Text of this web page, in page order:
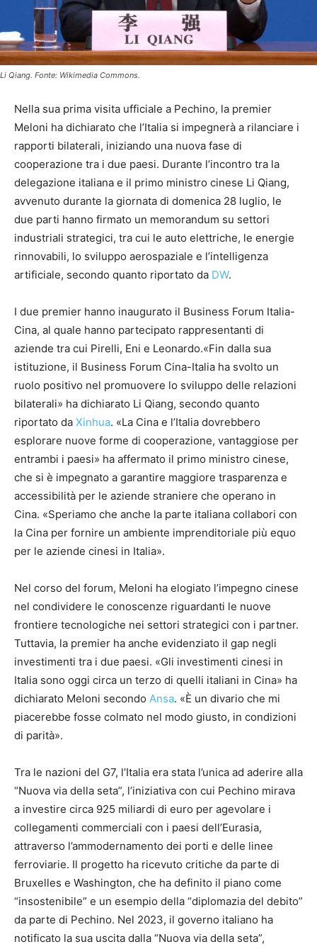
Li Qiang. Fonte: Wikimedia Commons.
Nella sua prima visita ufficiale a Pechino, la premier
Meloni ha dichiarato che l’Italia si impegnerà a rilanciare i
rapporti bilaterali, iniziando una nuova fase di
cooperazione tra i due paesi. Durante l’incontro tra la
delegazione italiana e il primo ministro cinese Li Qiang,
avvenuto durante la giornata di domenica 28 luglio, le
due parti hanno firmato un memorandum su settori
industriali strategici, tra cui le auto elettriche, le energie
rinnovabili, lo sviluppo aerospaziale e l’intelligenza
artificiale, secondo quanto riportato da DW.
I due premier hanno inaugurato il Business Forum Italia-
Cina, al quale hanno partecipato rappresentanti di
aziende tra cui Pirelli, Eni e Leonardo.«Fin dalla sua
istituzione, il Business Forum Cina-Italia ha svolto un
ruolo positivo nel promuovere lo sviluppo delle relazioni
bilaterali» ha dichiarato Li Qiang, secondo quanto
riportato da Xinhua. «La Cina e l’Italia dovrebbero
esplorare nuove forme di cooperazione, vantaggiose per
entrambi i paesi» ha affermato il primo ministro cinese,
che si è impegnato a garantire maggiore trasparenza e
accessibilità per le aziende straniere che operano in
Cina. «Speriamo che anche la parte italiana collabori con
la Cina per fornire un ambiente imprenditoriale più equo
per le aziende cinesi in Italia».
Nel corso del forum, Meloni ha elogiato l’impegno cinese
nel condividere le conoscenze riguardanti le nuove
frontiere tecnologiche nei settori strategici con i partner.
Tuttavia, la premier ha anche evidenziato il gap negli
investimenti tra i due paesi. «Gli investimenti cinesi in
Italia sono oggi circa un terzo di quelli italiani in Cina» ha
dichiarato Meloni secondo Ansa. «È un divario che mi
piacerebbe fosse colmato nel modo giusto, in condizioni
di parità».
Tra le nazioni del G7, l’Italia era stata l’unica ad aderire alla
“Nuova via della seta”, l’iniziativa con cui Pechino mirava
a investire circa 925 miliardi di euro per agevolare i
collegamenti commerciali con i paesi dell’Eurasia,
attraverso l’ammodernamento dei porti e delle linee
ferroviarie. Il progetto ha ricevuto critiche da parte di
Bruxelles e Washington, che ha definito il piano come
“insostenibile” e un esempio della “diplomazia del debito”
da parte di Pechino. Nel 2023, il governo italiano ha
notificato la sua uscita dalla “Nuova via della seta”,